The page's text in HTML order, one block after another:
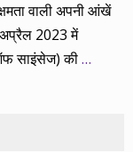
वाली अपनी आंखें
2023 में
साइंसेज) की…